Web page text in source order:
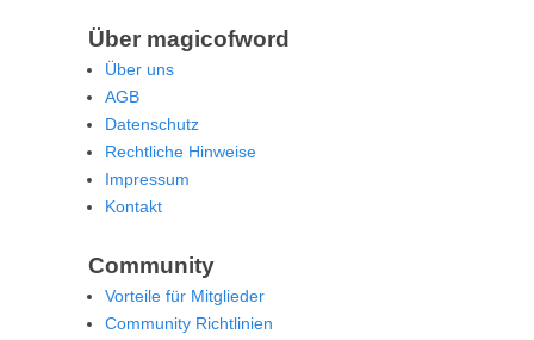
Über magicofword
Über uns
AGB
Datenschutz
Rechtliche Hinweise
Impressum
Kontakt
Community
Vorteile für Mitglieder
Community Richtlinien